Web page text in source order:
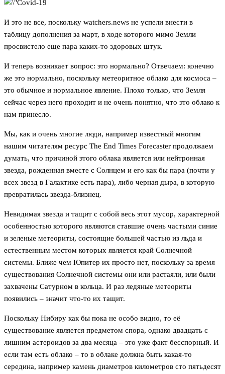
И это не все, поскольку watchers.news не успели внести в
таблицу дополнения за март, в ходе которого мимо Земли
просвистело еще пара каких-то здоровых штук.
И теперь возникает вопрос: это нормально? Отвечаем: конечно
же это нормально, поскольку метеоритное облако для космоса –
это обычное и нормальное явление. Плохо только, что Земля
сейчас через него проходит и не очень понятно, что это облако к
нам принесло.
Мы, как и очень многие люди, например известный многим
нашим читателям ресурс The End Times Forecaster продолжаем
думать, что причиной этого облака является или нейтронная
звезда, рожденная вместе с Солнцем и его как бы пара (почти у
всех звезд в Галактике есть пара), либо черная дыра, в которую
превратилась звезда-близнец.
Невидимая звезда и тащит с собой весь этот мусор, характерной
особенностью которого являются ставшие очень частыми синие
и зеленые метеориты, состоящие большей частью из льда и
естественным местом которых является край Солнечной
системы. Ближе чем Юпитер их просто нет, поскольку за время
существования Солнечной системы они или растаяли, или были
захвачены Сатурном в кольца. И раз ледяные метеориты
появились – значит что-то их тащит.
Поскольку Нибиру как бы пока не особо видно, то её
существование является предметом спора, однако двадцать с
лишним астероидов за два месяца – это уже факт бесспорный. И
если там есть облако – то в облаке должна быть какая-то
середина, например камень диаметров километров сто пятьдесят